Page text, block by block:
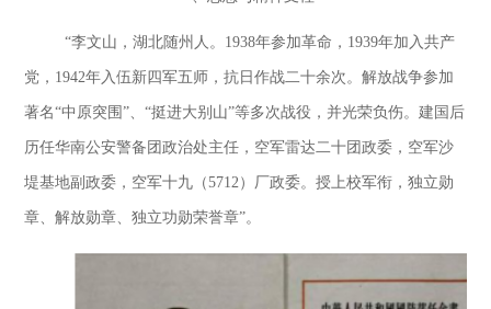
“李文山，湖北随州人。1938年参加革命，1939年加入共产
党，1942年入伍新四军五师，抗日作战二十余次。解放战争参加
著名“中原突围”、“挺进大别山”等多次战役，并光荣负伤。建国后
历任华南公安警备团政治处主任，空军雷达二十团政委，空军沙
堤基地副政委，空军十九（5712）厂政委。授上校军衔，独立勋
章、解放勋章、独立功勋荣誉章”。